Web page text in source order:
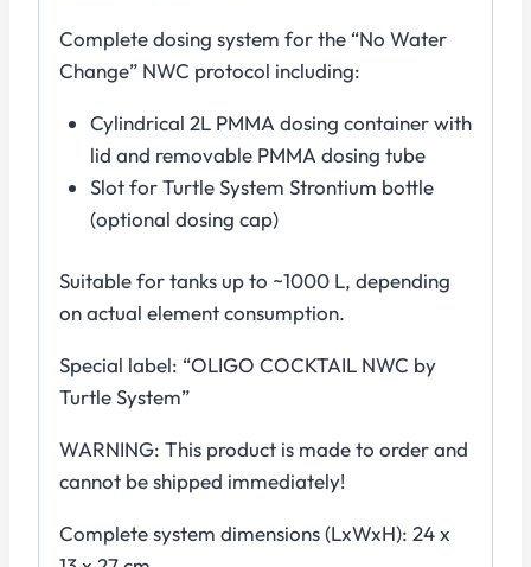
Complete dosing system for the “No Water
Change” NWC protocol including:
Cylindrical 2L PMMA dosing container with
lid and removable PMMA dosing tube
Slot for Turtle System Strontium bottle
(optional dosing cap)
Suitable for tanks up to ~1000 L, depending
on actual element consumption.
Special label: “OLIGO COCKTAIL NWC by
Turtle System”
WARNING: This product is made to order and
cannot be shipped immediately!
Complete system dimensions (LxWxH): 24 x